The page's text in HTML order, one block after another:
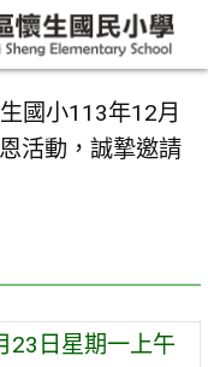
國小113年12月
活動，誠摯邀請
23日星期一上午